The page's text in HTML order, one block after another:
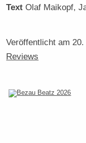
Text Olaf Maikopf,
Veröffentlicht am
Reviews